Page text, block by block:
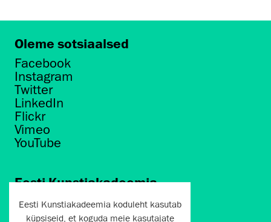
Oleme sotsiaalsed
Facebook
Instagram
Twitter
LinkedIn
Flickr
Vimeo
YouTube
Eesti Kunstiakadeemia
Põhja puiestee 7
Eesti Kunstiakadeemia koduleht kasutab
küpsiseid, et koguda meie kasutajate